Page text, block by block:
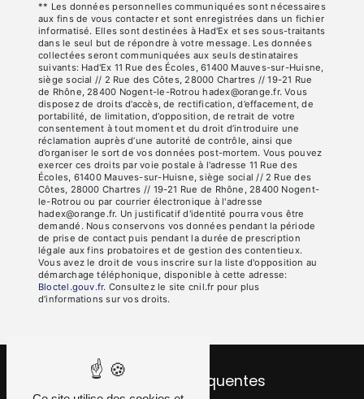
** Les données personnelles communiquées sont nécessaires
aux fins de vous contacter et sont enregistrées dans un fichier
informatisé. Elles sont destinées à Had'Ex et ses sous-traitants
dans le seul but de répondre à votre message. Les données
collectées seront communiquées aux seuls destinataires
suivants: Had'Ex 11 Rue des Écoles, 61400 Mauves-sur-Huisne,
siège social // 2 Rue des Côtes, 28000 Chartres // 19-21 Rue
de Rhône, 28400 Nogent-le-Rotrou hadex@orange.fr. Vous
disposez de droits d’accès, de rectification, d’effacement, de
portabilité, de limitation, d’opposition, de retrait de votre
consentement à tout moment et du droit d’introduire une
réclamation auprès d’une autorité de contrôle, ainsi que
d’organiser le sort de vos données post-mortem. Vous pouvez
exercer ces droits par voie postale à l'adresse 11 Rue des
Écoles, 61400 Mauves-sur-Huisne, siège social // 2 Rue des
Côtes, 28000 Chartres // 19-21 Rue de Rhône, 28400 Nogent-
le-Rotrou ou par courrier électronique à l'adresse
hadex@orange.fr. Un justificatif d'identité pourra vous être
demandé. Nous conservons vos données pendant la période
de prise de contact puis pendant la durée de prescription
légale aux fins probatoires et de gestion des contentieux.
Vous avez le droit de vous inscrire sur la liste d'opposition au
démarchage téléphonique, disponible à cette adresse:
Bloctel.gouv.fr. Consultez le site cnil.fr pour plus
d’informations sur vos droits.
Recherches fréquentes